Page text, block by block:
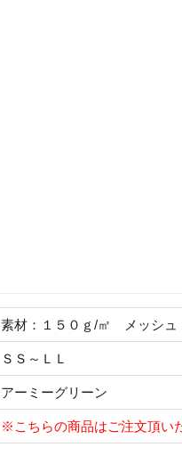
素材：１５０ｇ/㎡ メッシ
ＳＳ～ＬＬ
アーミーグリーン
※こちらの商品はご注文頂い